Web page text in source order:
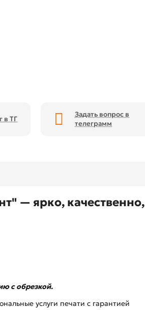
в ТГ
Задать вопрос в
телеграмм
— ярко, качественно,
с обрезкой.
услуги печати с гарантией